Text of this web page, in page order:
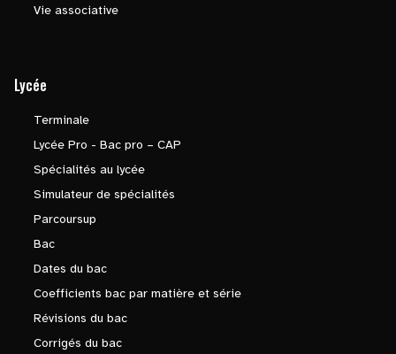
Vie associative
Lycée
Terminale
Lycée Pro - Bac pro – CAP
Spécialités au lycée
Simulateur de spécialités
Parcoursup
Bac
Dates du bac
Coefficients bac par matière et série
Révisions du bac
Corrigés du bac